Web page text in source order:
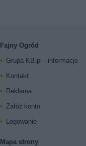
Fajny Ogród
Grupa KB.pl - informacje
Kontakt
Reklama
Załóż konto
Logowanie
Mapa strony